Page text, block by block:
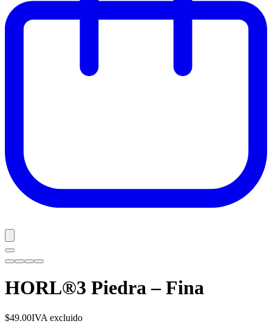
HORL®3 Piedra – Fina
$49.00IVA excluido